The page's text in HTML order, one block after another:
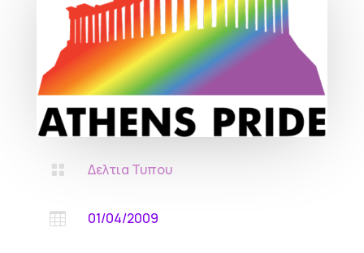
 Δελτια Τυπου
 01/04/2009